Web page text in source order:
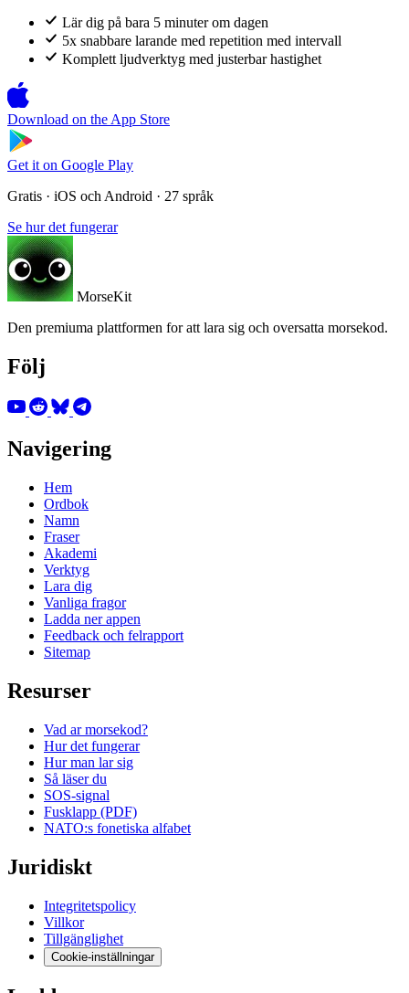
Lär dig på bara 5 minuter om dagen
5x snabbare larande med repetition med intervall
Komplett ljudverktyg med justerbar hastighet
Download on the App Store
Get it on Google Play
Gratis · iOS och Android · 27 språk
Se hur det fungerar
MorseKit
Den premiuma plattformen for att lara sig och oversatta morsekod.
Följ
Navigering
Hem
Ordbok
Namn
Fraser
Akademi
Verktyg
Lara dig
Vanliga fragor
Ladda ner appen
Feedback och felrapport
Sitemap
Resurser
Vad ar morsekod?
Hur det fungerar
Hur man lar sig
Så läser du
SOS-signal
Fusklapp (PDF)
NATO:s fonetiska alfabet
Juridiskt
Integritetspolicy
Villkor
Tillgänglighet
Cookie-inställningar